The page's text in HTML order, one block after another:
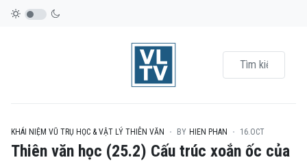
KHÁI NIỆM VŨ TRỤ HỌC & VẬT LÝ THIÊN VĂN BY HIEN PHAN 16.OCT
Thiên văn học (25.2) Cấu trúc xoắn ốc của